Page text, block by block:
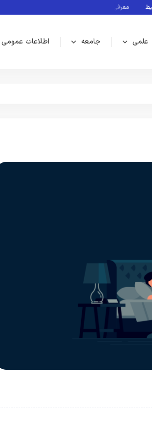
معرفی بازی های بدون نیاز به اینترنت
علمی جامعه اطلاعات عمومی